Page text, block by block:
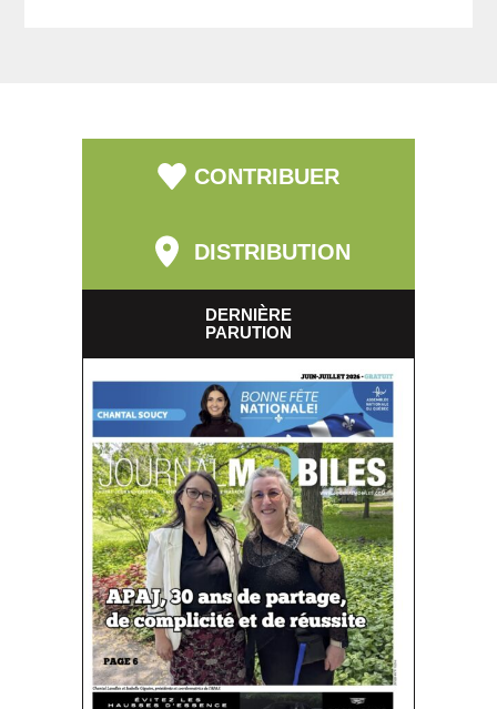
CONTRIBUER
DISTRIBUTION
DERNIÈRE
PARUTION